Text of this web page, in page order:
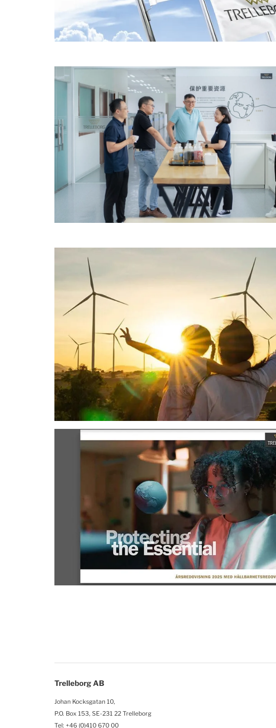
Trelleborg AB
Johan Kocksgatan 10,
P.O. Box 153, SE-231 22 Trelleborg
Tel: +46 (0)410 670 00